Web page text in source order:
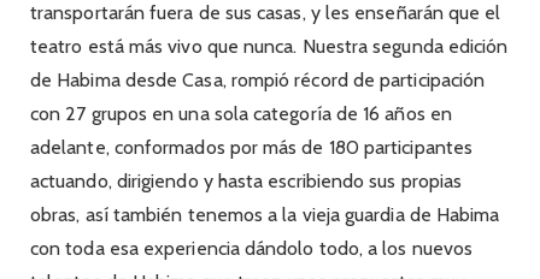
transportarán fuera de sus casas, y les enseñarán que el
teatro está más vivo que nunca. Nuestra segunda edición
de Habima desde Casa, rompió récord de participación
con 27 grupos en una sola categoría de 16 años en
adelante, conformados por más de 180 participantes
actuando, dirigiendo y hasta escribiendo sus propias
obras, así también tenemos a la vieja guardia de Habima
con toda esa experiencia dándolo todo, a los nuevos